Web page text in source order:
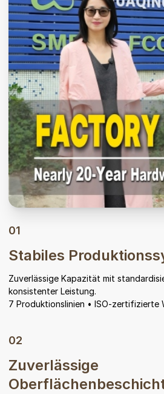
Play Video
01
Stabiles
Zuverlässige Kapazität mit
konsistenter Leistung.
7 Produktionslinien • ISO-zertifizierte
02
Zuverlässige